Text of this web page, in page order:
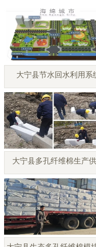
大宁县节水回水利用系
大宁县多孔纤维棉生产